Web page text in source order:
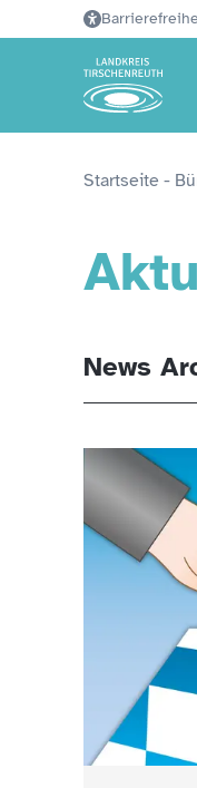
Startseite -
News